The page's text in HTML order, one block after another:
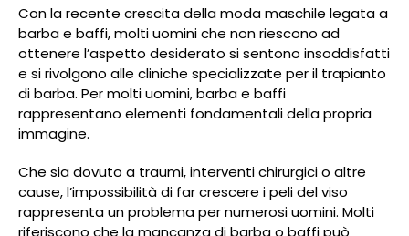
Con la recente crescita della moda maschile legata a
barba e baffi, molti uomini che non riescono ad
ottenere l’aspetto desiderato si sentono insoddisfatti
e si rivolgono alle cliniche specializzate per il trapianto
di barba. Per molti uomini, barba e baffi
rappresentano elementi fondamentali della propria
immagine.
Che sia dovuto a traumi, interventi chirurgici o altre
cause, l’impossibilità di far crescere i peli del viso
rappresenta un problema per numerosi uomini. Molti
riferiscono che la mancanza di barba o baffi può